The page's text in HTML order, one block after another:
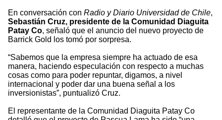
En conversación con Radio y Diario Universidad de Chile,
Sebastián Cruz, presidente de la Comunidad Diaguita
Patay Co, señaló que el anuncio del nuevo proyecto de
Barrick Gold los tomó por sorpresa.
“Sabemos que la empresa siempre ha actuado de esa
manera, haciendo especulación con respecto a muchas
cosas como para poder repuntar, digamos, a nivel
internacional y poder dar una buena señal a los
inversionistas”, puntualizó Cruz.
El representante de la Comunidad Diaguita Patay Co